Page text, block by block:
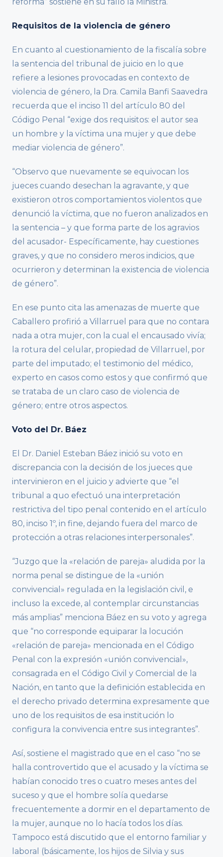
Requisitos de la violencia de género
En cuanto al cuestionamiento de la fiscalía sobre
la sentencia del tribunal de juicio en lo que
refiere a lesiones provocadas en contexto de
violencia de género, la Dra. Camila Banfi Saavedra
recuerda que el inciso 11 del artículo 80 del
Código Penal “exige dos requisitos: el autor sea
un hombre y la víctima una mujer y que debe
mediar violencia de género”.
“Observo que nuevamente se equivocan los
jueces cuando desechan la agravante, y que
existieron otros comportamientos violentos que
denunció la víctima, que no fueron analizados en
la sentencia – y que forma parte de los agravios
del acusador- Específicamente, hay cuestiones
graves, y que no considero meros indicios, que
ocurrieron y determinan la existencia de violencia
de género”.
En ese punto cita las amenazas de muerte que
Caballero profirió a Villarruel para que no contara
nada a otra mujer, con la cual el encausado vivía;
la rotura del celular, propiedad de Villarruel, por
parte del imputado; el testimonio del médico,
experto en casos como estos y que confirmó que
se trataba de un claro caso de violencia de
género; entre otros aspectos.
Voto del Dr. Báez
El Dr. Daniel Esteban Báez inició su voto en
discrepancia con la decisión de los jueces que
intervinieron en el juicio y advierte que “el
tribunal a quo efectuó una interpretación
restrictiva del tipo penal contenido en el artículo
80, inciso 1º, in fine, dejando fuera del marco de
protección a otras relaciones interpersonales”.
“Juzgo que la «relación de pareja» aludida por la
norma penal se distingue de la «unión
convivencial» regulada en la legislación civil, e
incluso la excede, al contemplar circunstancias
más amplias” menciona Báez en su voto y agrega
que “no corresponde equiparar la locución
«relación de pareja» mencionada en el Código
Penal con la expresión «unión convivencial»,
consagrada en el Código Civil y Comercial de la
Nación, en tanto que la definición establecida en
el derecho privado determina expresamente que
uno de los requisitos de esa institución lo
configura la convivencia entre sus integrantes”.
Así, sostiene el magistrado que en el caso “no se
halla controvertido que el acusado y la víctima se
habían conocido tres o cuatro meses antes del
suceso y que el hombre solía quedarse
frecuentemente a dormir en el departamento de
la mujer, aunque no lo hacía todos los días.
Tampoco está discutido que el entorno familiar y
laboral (básicamente, los hijos de Silvia y sus